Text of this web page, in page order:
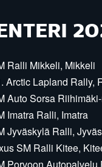
Ralli Mikkeli, Mikkeli
Arctic Lapland Rally,
Auto Sorsa
Imatra Ralli, Imatra
Jyväskylä Ralli,
SM Ralli Kitee,